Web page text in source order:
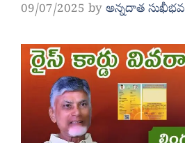
09/07/2025 by అన్నదాత సుఖీభవ